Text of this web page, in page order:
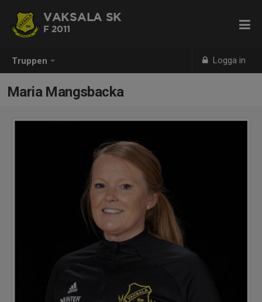
Truppen Logga in
VAKSALA SK
F 2011
Maria Mangsbacka